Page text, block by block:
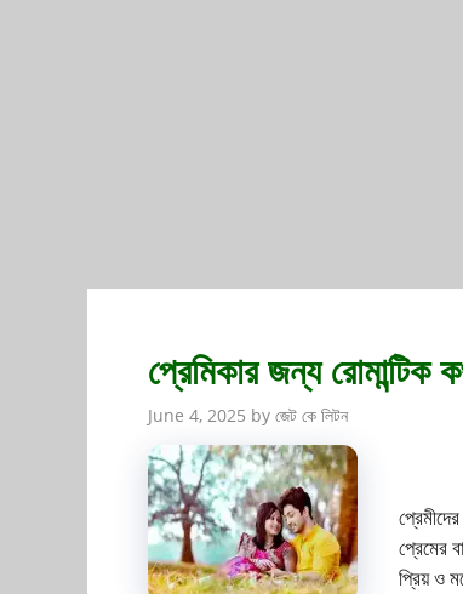
প্রেমিকার জন্য রোমান্টিক
June 4, 2025 by জেট কে লিটন
প্রেমের
প্রিয় ও